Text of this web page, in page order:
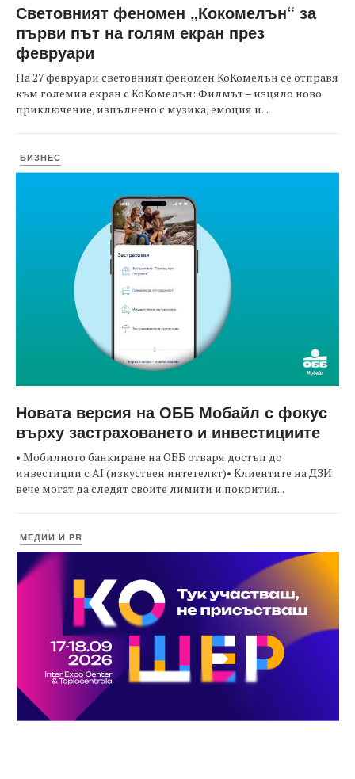
Световният феномен „Кокомелън“ за
първи път на голям екран през
февруари
На 27 февруари световният феномен КоКомелън се отправя
към големия екран с КоКомелън: Филмът – изцяло ново
приключение, изпълнено с музика, емоция и...
БИЗНЕС
Новата версия на ОББ Мобайл с фокус
върху застраховането и инвестициите
• Мобилното банкиране на ОББ отваря достъп до
инвестиции с AI (изкуствен интетелкт)• Клиентите на ДЗИ
вече могат да следят своите лимити и покрития...
МЕДИИ И PR